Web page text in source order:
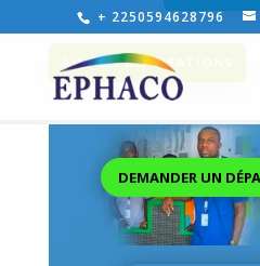
+ 2250594628796
AUTRES REALISATIONS
DEMANDER UN